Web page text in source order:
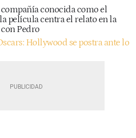
conocida como el
película centra el relato en la
Pedro
Hollywood se postra ante lo